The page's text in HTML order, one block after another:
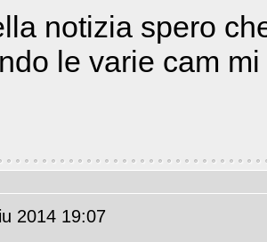
notizia spero
le varie cam
2014 19:07